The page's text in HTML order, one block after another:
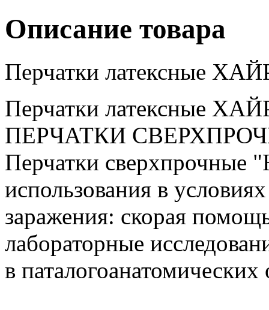
Описание товара
Перчатки латексные
Перчатки латексные
ПЕРЧАТКИ
Перчатки сверхпрочные
использования в
заражения: скорая
лабораторные
в паталогоанатомических